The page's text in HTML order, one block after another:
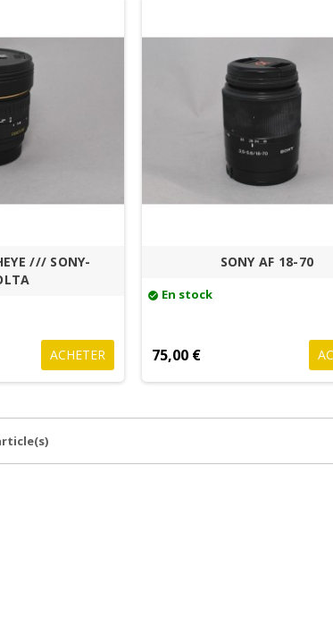
/// SONY-
ACHETER
SONY AF 18-70
check_circle En stock
75,00 €